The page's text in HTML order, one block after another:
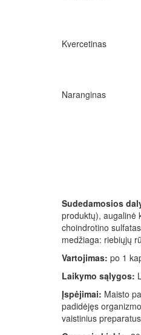
Kvercetinas
Naranginas
Sudedamosios
produktų), augalinė
choindrotino
medžiaga: riebiųjų
Vartojimas: po 1
Laikymo sąlygos:
Įspėjimai: Maisto
padidėjęs
vaistinius